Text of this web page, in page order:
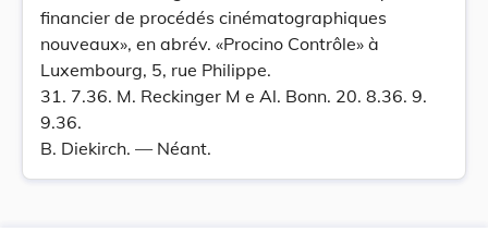
financier de procédés cinématographiques
nouveaux», en abrév. «Procino Contrôle» à
Luxembourg, 5, rue Philippe.
31. 7.36. M. Reckinger M e Al. Bonn. 20. 8.36. 9.
9.36.
B. Diekirch. — Néant.